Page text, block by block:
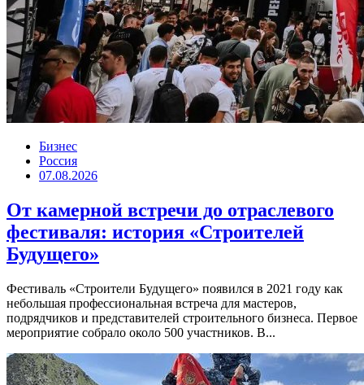
Бизнес
Россия
07.08.2026
От камерной встречи до отраслевого
фестиваля: история «Строителей
Будущего»
Фестиваль «Строители Будущего» появился в 2021 году как
небольшая профессиональная встреча для мастеров,
подрядчиков и представителей строительного бизнеса. Первое
мероприятие собрало около 500 участников. В...